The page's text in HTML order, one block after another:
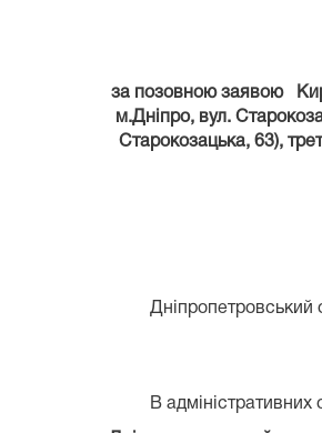
за позовною заявою
м.Дніпро, вул.
Старокозацька, 63),
Дніпропетровський
В адміністративних